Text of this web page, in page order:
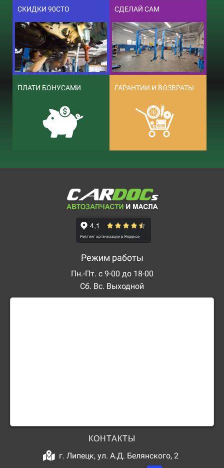
СКИДКИ 90СТО СДЕЛАЙ САМ
ПЛАТИ БОНУСАМИ ГАРАНТИИ И ВОЗВРАТЫ
Режим работы
Пн.-Пт. с 9-00 до 18-00
Сб. Вс. Выходной
КОНТАКТЫ
г. Липецк, ул. А.Д. Белянского, 2